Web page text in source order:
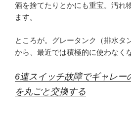
酒を捨てたりとかにも重宝。汚れ
ます。
ところが。グレータンク（排水タ
から、最近では積極的に使わなく
6連スイッチ故障でギャレー
を丸ごと交換する